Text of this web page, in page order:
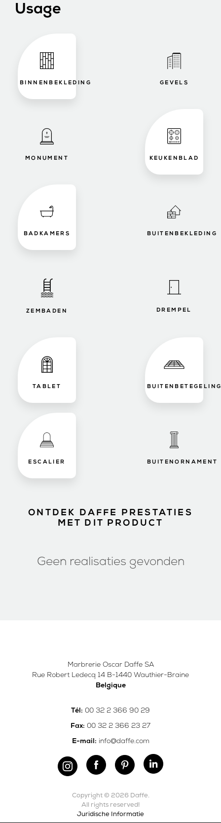
Usage
BINNENBEKLEDING GEVELS
MONUMENT KEUKENBLAD
BADKAMERS BUITENBEKLEDING
ZEMBADEN DREMPEL
TABLET
ESCALIER BUITENORNAMENT
ONTDEK DAFFE PRESTATIES
MET DIT PRODUCT
Geen realisaties gevonden
Marbrerie Oscar Daffe SA
Rue Robert Ledecq 14 B-1440 Wauthier-Braine
Belgique
Tél: 00 32 2 366 90 29
Fax: 00 32 2 366 23 27
E-mail: info@daffe.com
Copyright © 2026 Daffe.
All rights reserved!
Juridische Informatie